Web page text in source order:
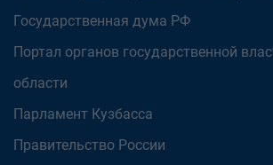
Государственная дума РФ
Портал органов государственной
области
Парламент Кузбасса
Правительство России